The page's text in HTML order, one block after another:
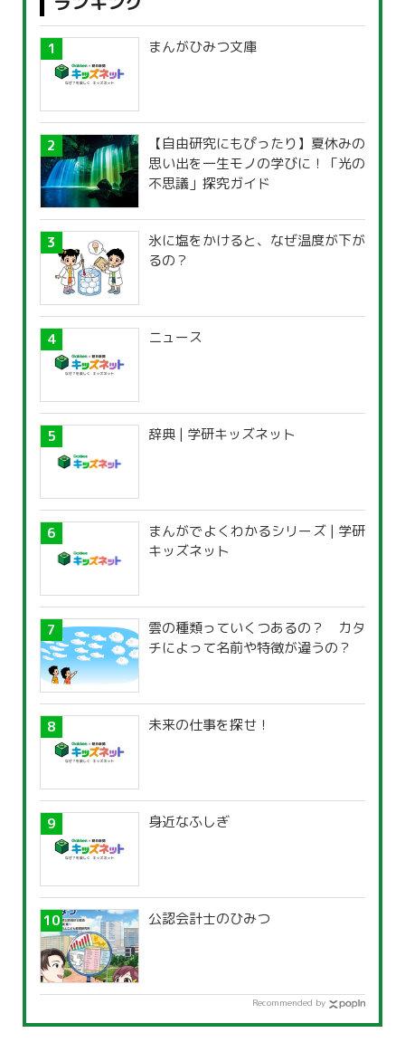
まんがひみつ文庫
【自由研究にもぴったり】夏休みの
思い出を一生モノの学びに！「光の
不思議」探究ガイド
氷に塩をかけると、なぜ温度が下が
るの？
ニュース
辞典 | 学研キッズネット
まんがでよくわかるシリーズ | 学研
キッズネット
雲の種類っていくつあるの？ カタ
チによって名前や特徴が違うの？
未来の仕事を探せ！
身近なふしぎ
公認会計士のひみつ
Recommended by